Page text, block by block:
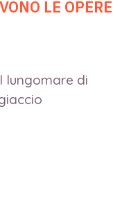
LE OPERE
lungomare di